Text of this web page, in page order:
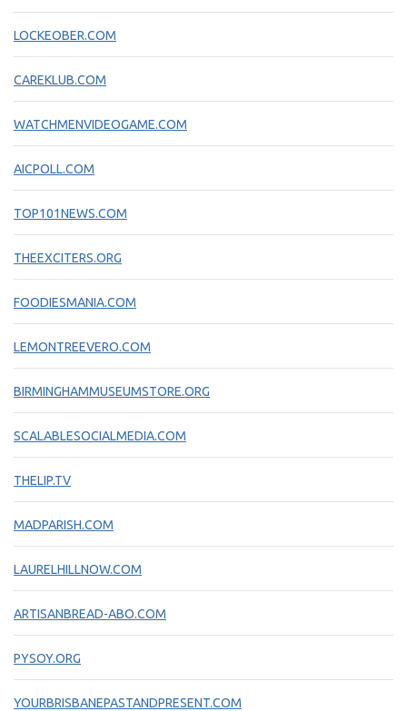
LOCKEOBER.COM
CAREKLUB.COM
WATCHMENVIDEOGAME.COM
AICPOLL.COM
TOP101NEWS.COM
THEEXCITERS.ORG
FOODIESMANIA.COM
LEMONTREEVERO.COM
BIRMINGHAMMUSEUMSTORE.ORG
SCALABLESOCIALMEDIA.COM
THELIP.TV
MADPARISH.COM
LAURELHILLNOW.COM
ARTISANBREAD-ABO.COM
PYSOY.ORG
YOURBRISBANEPASTANDPRESENT.COM